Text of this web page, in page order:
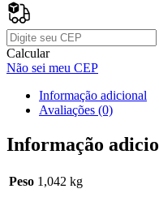
Calcular
Não sei meu CEP
Informação adicional
Avaliações (0)
Informação
Peso 1,042 kg